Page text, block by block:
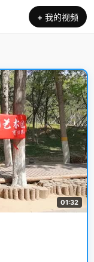
+ 我的视频
01:32